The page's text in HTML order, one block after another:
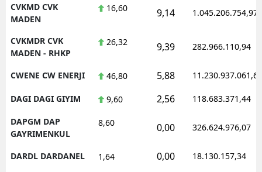
CVKMD CVK
MADEN
16,60 9,14 1.045.206.754,97
CVKMDR CVK
MADEN - RHKP
26,32 9,39 282.966.110,94
CWENE CW ENERJI 46,80 5,88 11.230.937.061,62
DAGI DAGI GIYIM 9,60 2,56 118.683.371,44
DAPGM DAP
GAYRIMENKUL
8,60 0,00 326.624.976,07
DARDL DARDANEL 1,64 0,00 18.130.157,34